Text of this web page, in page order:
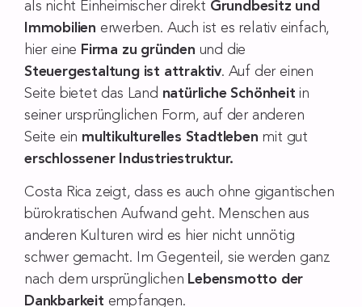
als nicht Einheimischer direkt Grundbesitz und
Immobilien erwerben. Auch ist es relativ einfach,
hier eine Firma zu gründen und die
Steuergestaltung ist attraktiv. Auf der einen
Seite bietet das Land natürliche Schönheit in
seiner ursprünglichen Form, auf der anderen
Seite ein multikulturelles Stadtleben mit gut
erschlossener Industriestruktur.
Costa Rica zeigt, dass es auch ohne gigantischen
bürokratischen Aufwand geht. Menschen aus
anderen Kulturen wird es hier nicht unnötig
schwer gemacht. Im Gegenteil, sie werden ganz
nach dem ursprünglichen Lebensmotto der
Dankbarkeit empfangen.